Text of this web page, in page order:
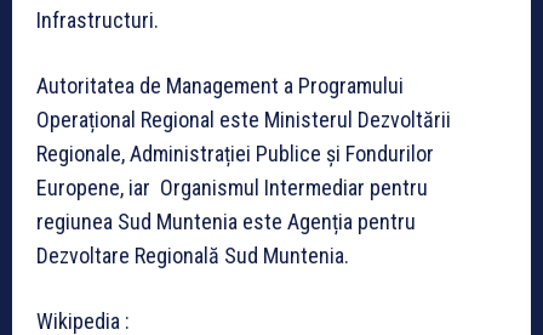
Infrastructuri.
Autoritatea de Management a Programului
Operațional Regional este Ministerul Dezvoltării
Regionale, Administrației Publice și Fondurilor
Europene, iar Organismul Intermediar pentru
regiunea Sud Muntenia este Agenția pentru
Dezvoltare Regională Sud Muntenia.
Wikipedia :